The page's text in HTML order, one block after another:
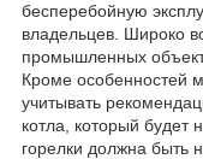
бесперебойную
владельцев. Широко
промышленных
Кроме особенностей
учитывать
котла, который будет
горелки должна быть